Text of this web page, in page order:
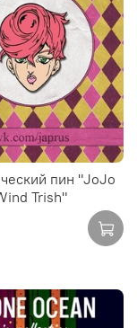
пин "JoJo
Trish"